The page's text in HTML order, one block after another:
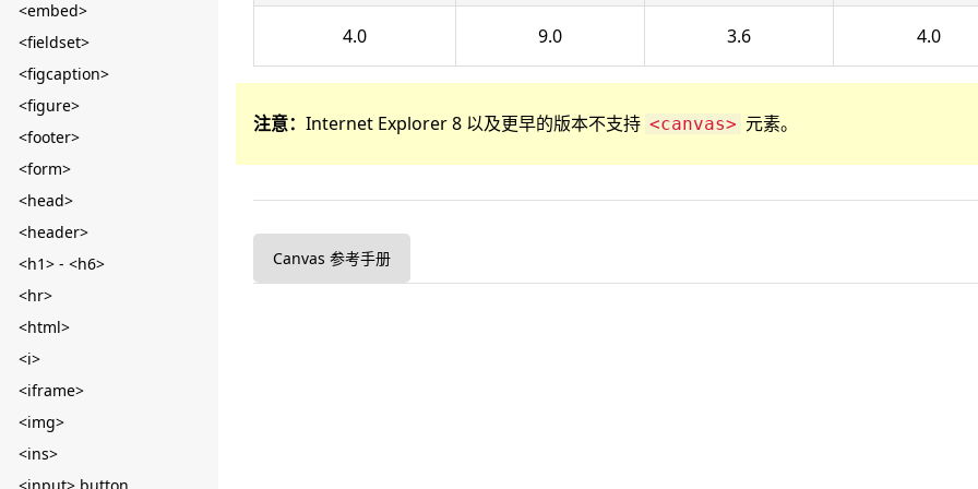
<embed>
<fieldset>
<figcaption>
<figure>
<footer>
<form>
<head>
<header>
<h1> - <h6>
<hr>
<html>
<i>
<iframe>
<img>
<ins>
4.0 9.0 3.6 4.0
注意： Internet Explorer 8 以及更早的版本不支持 <canvas> 元素。
Canvas 参考手册